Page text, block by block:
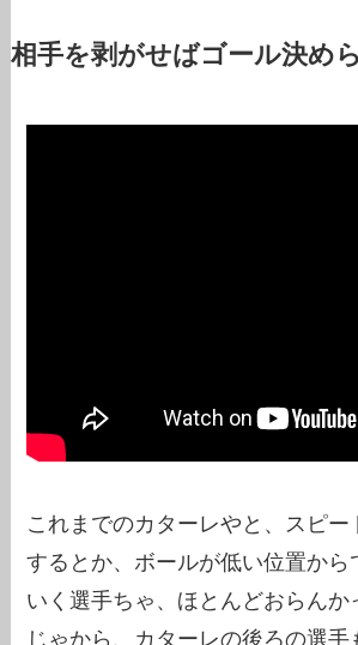
相手を剥がせばゴール決め
これまでのカターレやと、スピー
するとか、ボールが低い位置から
いく選手ちゃ、ほとんどおらんか
じゃから、カターレの後ろの選手